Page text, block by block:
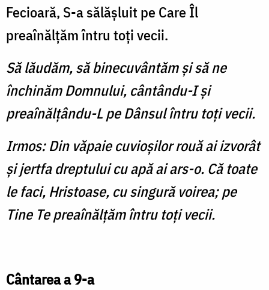
Fecioară, S-a sălăşluit pe Care Îl
preaînălţăm întru toţi vecii.
Să lăudăm, să binecuvântăm şi să ne
închinăm Domnului, cântându-I şi
preaînălţându-L pe Dânsul întru toţi vecii.
Irmos: Din văpaie cuvioşilor rouă ai izvorât
şi jertfa dreptului cu apă ai ars-o. Că toate
le faci, Hristoase, cu singură voirea; pe
Tine Te preaînălţăm întru toţi vecii.
Cântarea a 9-a